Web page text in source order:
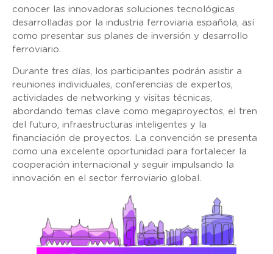
conocer las innovadoras soluciones tecnológicas
desarrolladas por la industria ferroviaria española, así
como presentar sus planes de inversión y desarrollo
ferroviario.
Durante tres días, los participantes podrán asistir a
reuniones individuales, conferencias de expertos,
actividades de networking y visitas técnicas,
abordando temas clave como megaproyectos, el tren
del futuro, infraestructuras inteligentes y la
financiación de proyectos. La convención se presenta
como una excelente oportunidad para fortalecer la
cooperación internacional y seguir impulsando la
innovación en el sector ferroviario global.